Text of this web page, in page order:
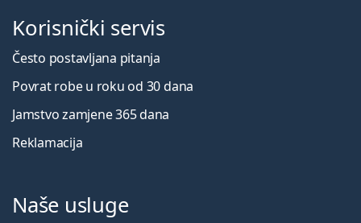
Korisnički servis
Često postavljana pitanja
Povrat robe u roku od 30 dana
Jamstvo zamjene 365 dana
Reklamacija
Naše usluge